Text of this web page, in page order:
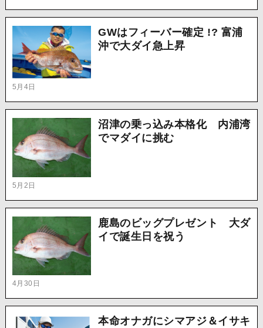
5月4日
GWはフィーバー確定 !? 富浦
沖で大ダイ急上昇
5月2日
沼津の乗っ込み本格化 内浦湾
でマダイに挑む
4月30日
鹿島のビッグプレゼント 大ダ
イで誕生日を祝う
本命オナガにシマアジ＆イサキ